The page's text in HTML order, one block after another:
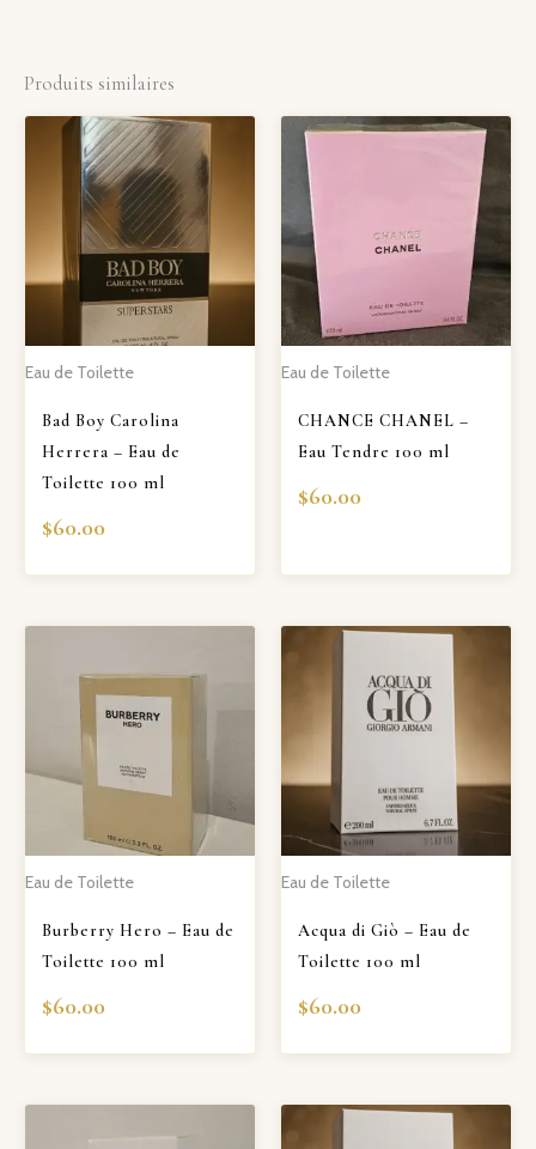
Produits similaires
Eau de Toilette
Bad Boy Carolina
Herrera – Eau de
Toilette 100 ml
$60.00
Eau de Toilette
CHANCE CHANEL –
Eau Tendre 100 ml
$60.00
Eau de Toilette
Burberry Hero – Eau de
Toilette 100 ml
$60.00
Eau de Toilette
Acqua di Giò – Eau de
Toilette 100 ml
$60.00